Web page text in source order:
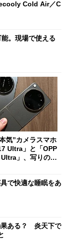
Cold Air／C
。現場で使える
気”カメラスマホ
Ultra」と「OPP
」、写りの違
で快適な睡眠をあ
果ある？ 炎天下で